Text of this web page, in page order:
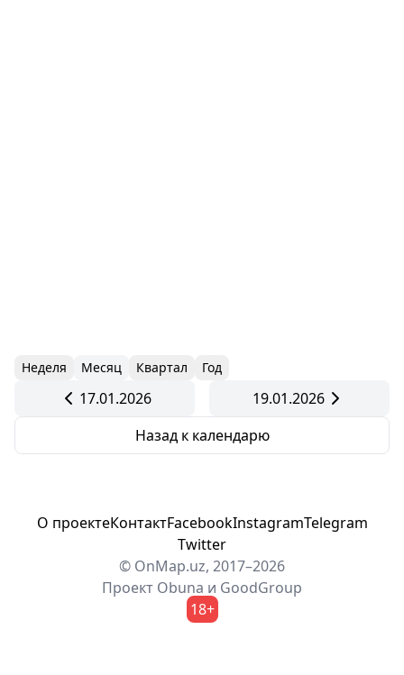
Неделя Месяц Квартал Год
17.01.2026
19.01.2026
Назад к календарю
О проектеКонтактFacebookInstagramTelegram
Twitter
© OnMap.uz, 2017–2026
Проект Obuna и GoodGroup
18+